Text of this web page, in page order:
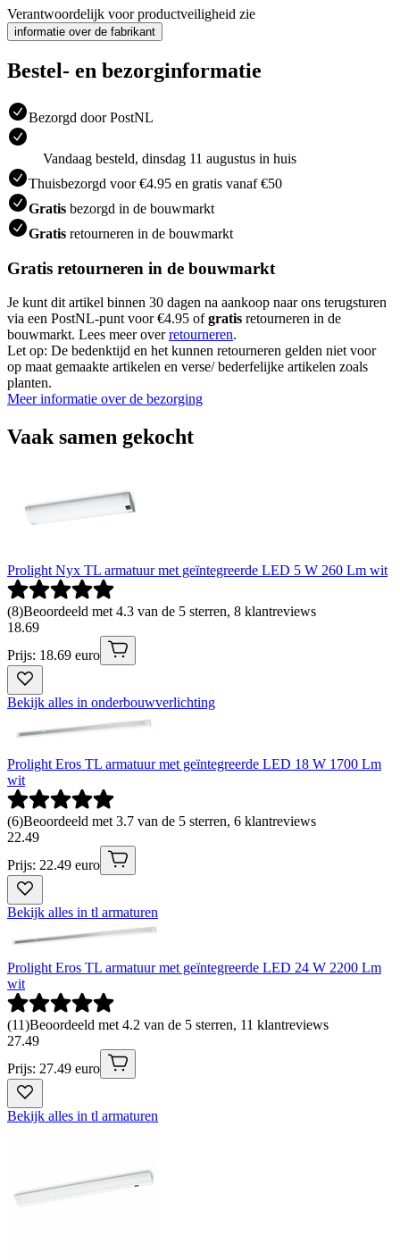
Verantwoordelijk voor productveiligheid zie
informatie over de fabrikant
Bestel- en bezorginformatie
Bezorgd door PostNL
Vandaag besteld, dinsdag 11 augustus in huis
Thuisbezorgd voor €4.95 en gratis vanaf €50
Gratis bezorgd in de bouwmarkt
Gratis retourneren in de bouwmarkt
Gratis retourneren in de bouwmarkt
Je kunt dit artikel binnen 30 dagen na aankoop naar ons terugsturen
via een PostNL-punt voor €4.95 ofgratis retourneren in de
bouwmarkt. Lees meer overretourneren.
Let op: De bedenktijd en het kunnen retourneren gelden niet voor
op maat gemaakte artikelen en verse/ bederfelijke artikelen zoals
planten.
Meer informatie over de bezorging
Vaak samen gekocht
Prolight Nyx TL armatuur met geïntegreerde LED 5 W 260 Lm wit
(8)Beoordeeld met 4.3 van de 5 sterren, 8 klantreviews
18.69
Prijs: 18.69 euro
Bekijk alles in onderbouwverlichting
Prolight Eros TL armatuur met geïntegreerde LED 18 W 1700 Lm
wit
(6)Beoordeeld met 3.7 van de 5 sterren, 6 klantreviews
22.49
Prijs: 22.49 euro
Bekijk alles in tl armaturen
Prolight Eros TL armatuur met geïntegreerde LED 24 W 2200 Lm
wit
(11)Beoordeeld met 4.2 van de 5 sterren, 11 klantreviews
27.49
Prijs: 27.49 euro
Bekijk alles in tl armaturen